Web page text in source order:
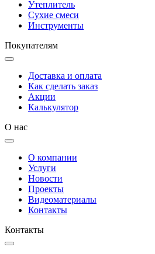
Утеплитель
Сухие смеси
Инструменты
Покупателям
Доставка и оплата
Как сделать заказ
Акции
Калькулятор
О нас
О компании
Услуги
Новости
Проекты
Видеоматериалы
Контакты
Контакты